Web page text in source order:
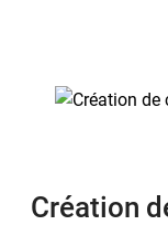
Création